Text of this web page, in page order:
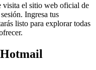
visita el sitio web oficial de
Ingresa tus
listo para explorar todas